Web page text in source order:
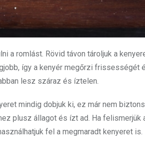
a romlást. Rövid távon tároljuk a
így a kenyér megőrzi frissességét
lesz száraz és íztelen.
mindig dobjuk ki, ez már nem
plusz állagot és ízt ad. Ha
fel a megmaradt kenyeret is.